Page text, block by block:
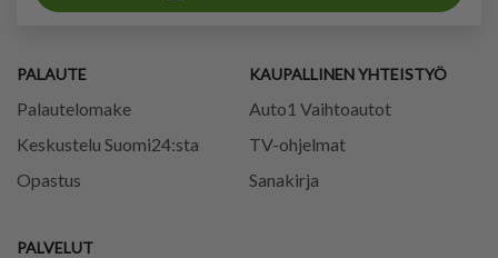
PALAUTE
Palautelomake
Keskustelu Suomi24:sta
Opastus
PALVELUT
KAUPALLINEN YHTEISTYÖ
Auto1 Vaihtoautot
TV-ohjelmat
Sanakirja